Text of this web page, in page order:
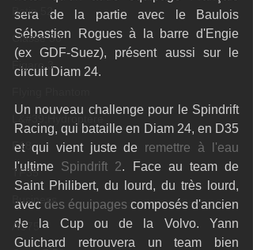
Botin 52
Classe 50
Figaro 3
F18
TF35
Business
AC75
sera de la partie avec le Baulois
Sébastien Rogues à la barre d'Engie
(ex GDF-Suez), présent aussi sur le
circuit Diam 24.
Un nouveau challenge pour le Spindrift
Racing, qui bataille en Diam 24, en D35
et qui vient juste de remettre à l'eau
l'ultime Spindrift 2. Face au team de
Saint Philibert, du lourd, du très lourd,
avec des équipages composés d'ancien
de la Cup ou de la Volvo. Yann
Guichard retrouvera un team bien